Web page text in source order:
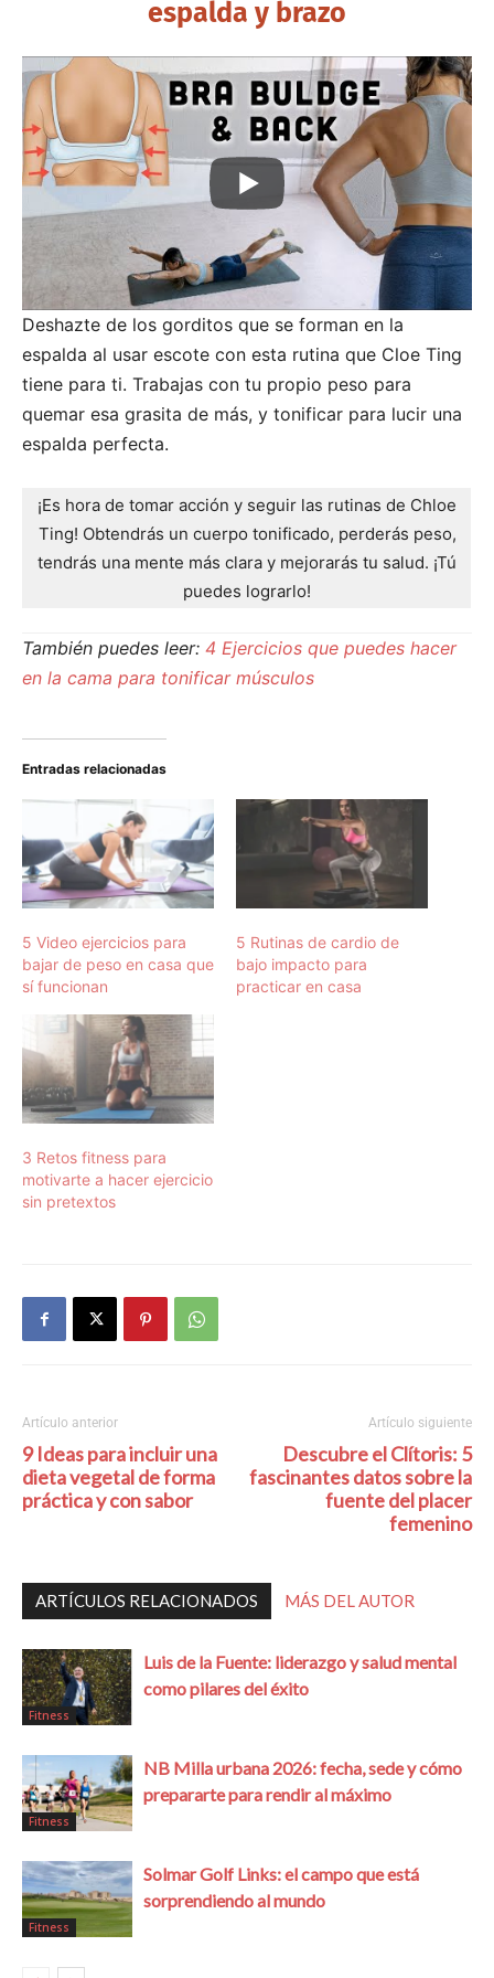
espalda y brazo
Deshazte de los gorditos que se forman en la
espalda al usar escote con esta rutina que Cloe Ting
tiene para ti. Trabajas con tu propio peso para
quemar esa grasita de más, y tonificar para lucir una
espalda perfecta.
¡Es hora de tomar acción y seguir las rutinas de Chloe
Ting! Obtendrás un cuerpo tonificado, perderás peso,
tendrás una mente más clara y mejorarás tu salud. ¡Tú
puedes lograrlo!
También puedes leer: 4 Ejercicios que puedes hacer
en la cama para tonificar músculos
Entradas relacionadas
5 Video ejercicios para
bajar de peso en casa que
sí funcionan
5 Rutinas de cardio de
bajo impacto para
practicar en casa
3 Retos fitness para
motivarte a hacer ejercicio
sin pretextos
Artículo anterior
9 Ideas para incluir una
dieta vegetal de forma
práctica y con sabor
Artículo siguiente
Descubre el Clítoris: 5
fascinantes datos sobre la
fuente del placer
femenino
ARTÍCULOS RELACIONADOS MÁS DEL AUTOR
Fitness
Luis de la Fuente: liderazgo y salud mental
como pilares del éxito
Fitness
NB Milla urbana 2026: fecha, sede y cómo
prepararte para rendir al máximo
Fitness
Solmar Golf Links: el campo que está
sorprendiendo al mundo